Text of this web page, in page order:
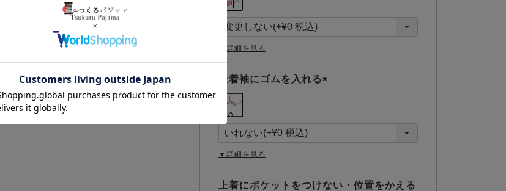
須
)
▼詳細を見る
上着袖にゴムを入れる
須
)
▼詳細を見る
上着にポケットをつけない・位置をかえる